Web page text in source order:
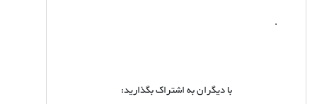
.
با دیگران به اشتراک بگذارید: